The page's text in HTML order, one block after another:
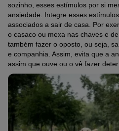
sozinho, esses estímulos por si
ansiedade. Integre esses
associados a sair de casa. Por
o casaco ou mexa nas chaves e
também fazer o oposto, ou seja,
e companhia. Assim, evita que a
assim que ouve ou o vê fazer